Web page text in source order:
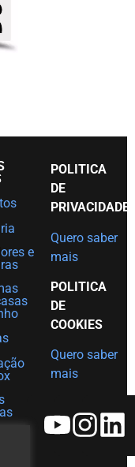
e
POLITICA
DE
PRIVACIDADE
Quero saber
mais
POLITICA
DE
COOKIES
Quero saber
mais